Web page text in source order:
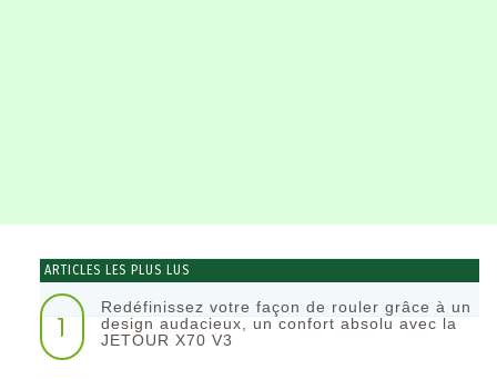
ARTICLES LES PLUS LUS
1
Redéfinissez votre façon de rouler grâce à un
design audacieux, un confort absolu avec la
JETOUR X70 V3